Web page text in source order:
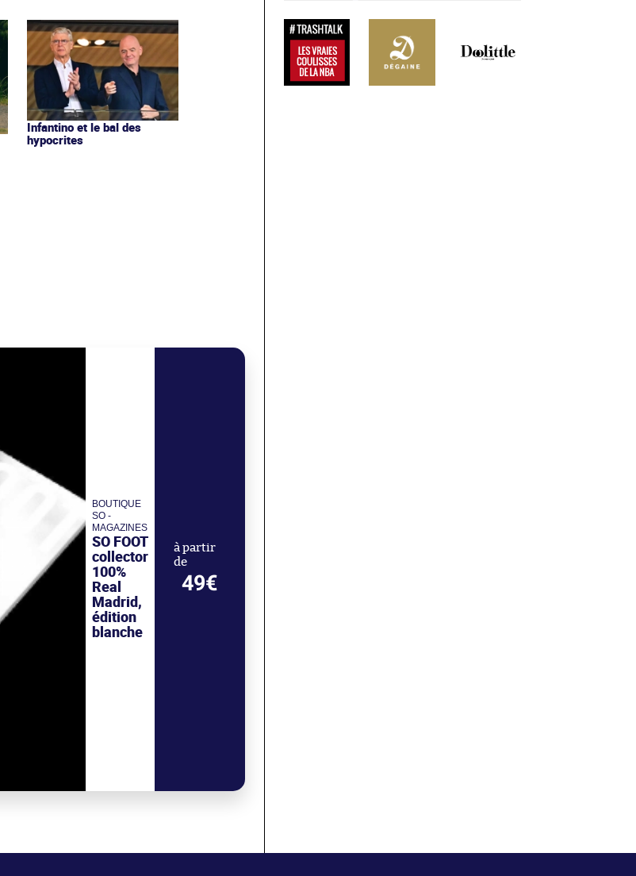
Infantino et le bal des
hypocrites
BOUTIQUE
SO -
MAGAZINES
SO FOOT
collector
100%
Real
Madrid,
édition
blanche
à partir
de
49€